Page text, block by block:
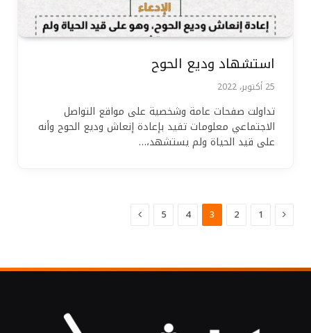
استشهاد وديع الحوح
25 أكتوبر، 2022
تداولت صفحات عامة وشخصية على مواقع التواصل
الاجتماعي معلومات تفيد بإعادة إنعاش وديع الحوح وأنه
على قيد الحياة ولم يستشهد،…
السابق
1
2
3
4
5 التالي